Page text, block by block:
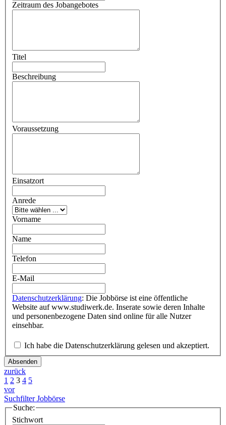
Zeitraum des Jobangebotes
Titel
Beschreibung
Voraussetzung
Einsatzort
Anrede
Vorname
Name
Telefon
E-Mail
Datenschutzerklärung: Die Jobbörse ist eine öffentliche
Website auf www.studiwerk.de. Inserate sowie deren Inhalte
und personenbezogene Daten sind online für alle Nutzer
einsehbar.
Ich habe die Datenschutzerklärung gelesen und akzeptiert.
Absenden
zurück
1 2 3 4 5
vor
Suchfilter Jobbörse
Suche:
Stichwort